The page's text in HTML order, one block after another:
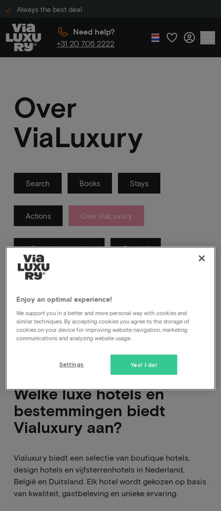
Always the best deal
Need help?
+31 20 705 2222
Over
ViaLuxury
Search Books Stays
Actions Over ViaLuxury
Information security General
In deze categorie vind je antwoorden op vragen
waarvan wij denken dat je die kan hebben over
Vialuxury.
Welke luxe hotels en
bestemmingen biedt
Vialuxury aan?
Vialuxury biedt een selectie van boutique hotels,
design hotels en vijfsterrenhotels in Nederland,
België en Duitsland. Elk hotel wordt gekozen op basis
van kwaliteit, gastbeleving en unieke ervaring.
Enjoy an optimal experience!
We support you in a better and more personal way with cookies and
similar techniques. By accepting cookies you agree to the storage of
cookies on your device for improving website navigation, marketing
communications and analyzing website usage.
Yes! I do!
Settings